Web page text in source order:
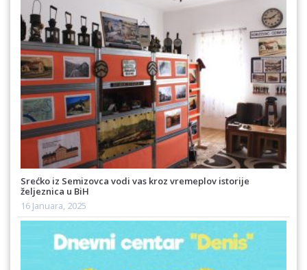
Srećko iz Semizovca vodi vas kroz vremeplov istorije
željeznica u BiH
16 Januara, 2025